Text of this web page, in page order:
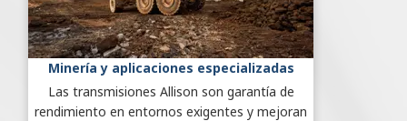
Minería y aplicaciones especializadas
Las transmisiones Allison son garantía de
rendimiento en entornos exigentes y mejoran